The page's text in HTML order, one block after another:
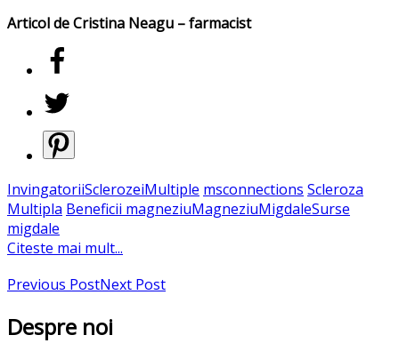
Articol de Cristina Neagu – farmacist
InvingatoriiSclerozeiMultiple msconnections Scleroza
Multipla Beneficii magneziuMagneziuMigdaleSurse
migdale
Citeste mai mult...
Previous PostNext Post
Despre noi